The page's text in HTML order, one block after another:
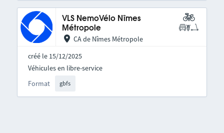
VLS NemoVélo Nîmes
Métropole
CA de Nîmes Métropole
créé le 15/12/2025
Format gbfs
Véhicules en libre-service